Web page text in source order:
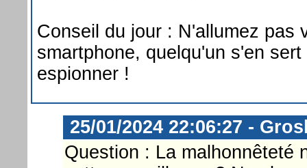
Conseil du jour : N'allumez pas
smartphone, quelqu'un s'en
espionner !
25/01/2024 22:06:27 -
Question : La malhonnêteté